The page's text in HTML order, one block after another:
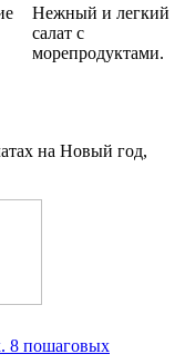
Нежный и легкий
салат с
морепродуктами.
на Новый год,
8 пошаговых